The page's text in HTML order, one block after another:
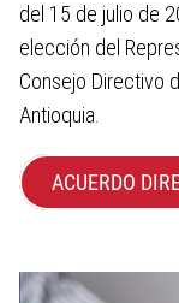
del 15 de julio de
elección del
Consejo Directivo
Antioquia.
ACUERDO